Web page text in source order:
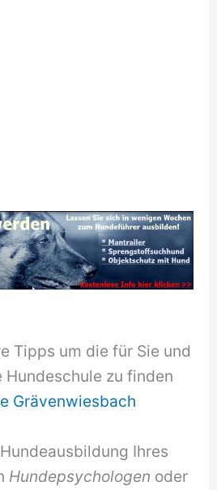
Tipps um die für Sie und
Hundeschule zu finden
Grävenwiesbach
Ihres
Hundepsychologen oder